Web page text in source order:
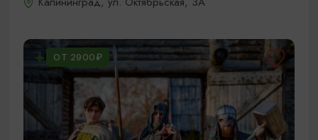
ОТ 2900₽